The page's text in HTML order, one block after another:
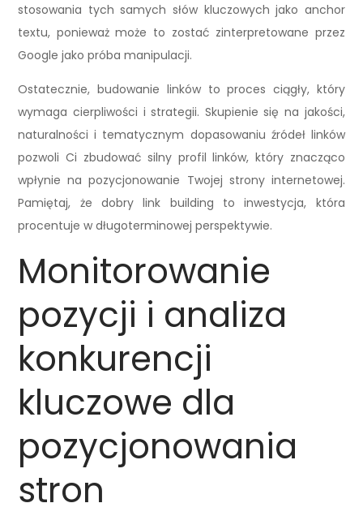
stosowania tych samych słów kluczowych jako anchor
textu, ponieważ może to zostać zinterpretowane przez
Google jako próba manipulacji.
Ostatecznie, budowanie linków to proces ciągły, który
wymaga cierpliwości i strategii. Skupienie się na jakości,
naturalności i tematycznym dopasowaniu źródeł linków
pozwoli Ci zbudować silny profil linków, który znacząco
wpłynie na pozycjonowanie Twojej strony internetowej.
Pamiętaj, że dobry link building to inwestycja, która
procentuje w długoterminowej perspektywie.
Monitorowanie
pozycji i analiza
konkurencji
kluczowe dla
pozycjonowania
stron